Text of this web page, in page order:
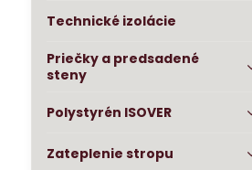
Technické izolácie
Priečky a predsadené
steny
Polystyrén ISOVER
Zateplenie stropu